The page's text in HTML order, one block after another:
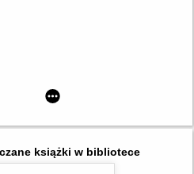
latach 1984 - 1989
książki w bibliotece